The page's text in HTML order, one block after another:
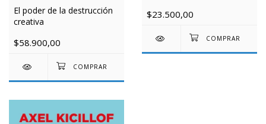
El poder de la destrucción
creativa
$58.900,00
$23.500,00